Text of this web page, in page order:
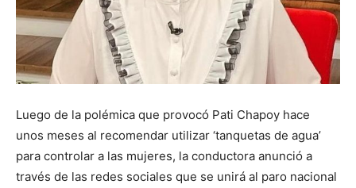
Luego de la polémica que provocó Pati Chapoy hace
unos meses al recomendar utilizar ‘tanquetas de agua’
para controlar a las mujeres, la conductora anunció a
través de las redes sociales que se unirá al paro nacional